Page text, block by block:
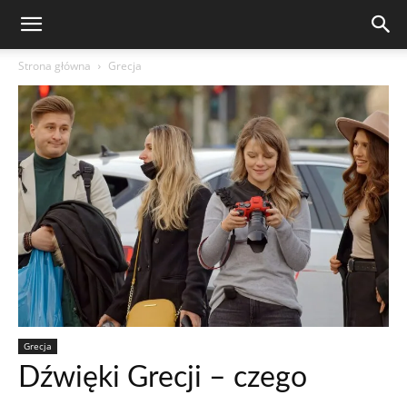
Strona główna Grecja
Grecja
Dźwięki Grecji – czego